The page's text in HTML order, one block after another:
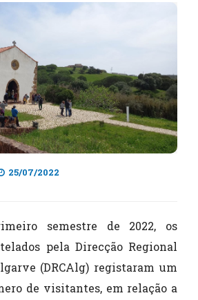
25/07/2022
semestre de 2022, os
pela Direcção Regional
(DRCAlg) registaram um
de visitantes, em relação a